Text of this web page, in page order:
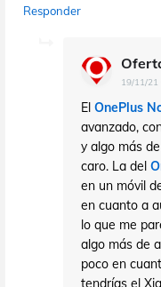
Responder
19/11/21
El OnePlus
avanzado,
y algo más
caro. La del
en un móvil
en cuanto a
lo que me
algo más de
poco en
tendrías el